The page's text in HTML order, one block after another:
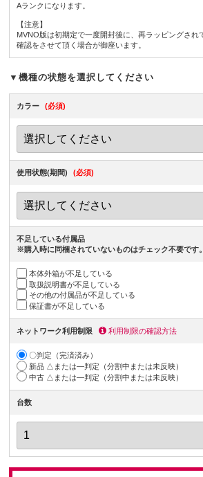
Aランクになります。
【注意】
MVNO版は初期定で一度開封後に、再ラッピングされ
確認をさせて頂く場合が御座います。
▼機種の状態を選択してください
カラー (必須)
使用状態(期間) (必須)
不足している付属品
※購入時に同梱されていないものはチェック不要です。
本体外箱が不足している
取扱説明書が不足している
その他の付属品が不足している
保証書が不足している
ネットワーク利用制限 利用制限の確認方法
〇判定（完済済み）
新品 △または―判定（分割中または未反映）
中古 △または―判定（分割中または未反映）
台数